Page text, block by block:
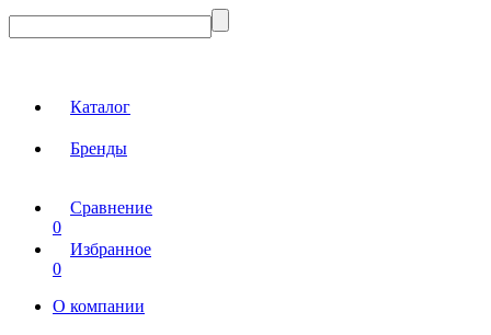
Каталог
Бренды
Сравнение
0
Избранное
0
О компании